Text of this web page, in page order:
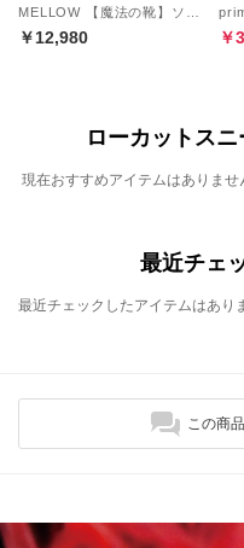
￥12,980 ￥
ローカットス
現在おすすめアイテムはありませ
最近チェ
最近チェックしたアイテムはあり
この商